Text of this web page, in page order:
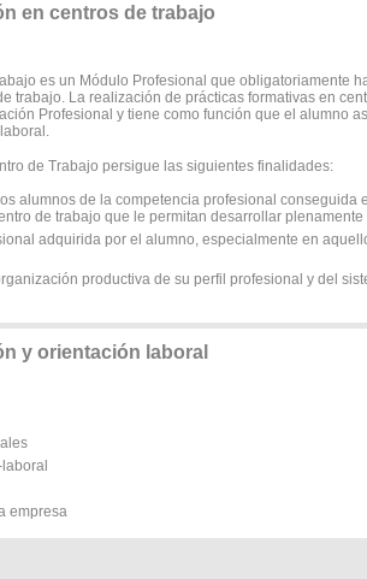
en centros de trabajo
es un Módulo Profesional que obligatoriamente
trabajo. La realización de prácticas formativas en
Profesional y tiene como función que el alumno
de Trabajo persigue las siguientes finalidades:
alumnos de la competencia profesional conseguida
de trabajo que le permitan desarrollar
adquirida por el alumno, especialmente en
productiva de su perfil profesional y del
y orientación laboral
empresa